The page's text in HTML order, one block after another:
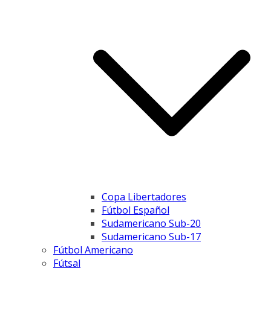
Copa Libertadores
Fútbol Español
Sudamericano Sub-20
Sudamericano Sub-17
Fútbol Americano
Fútsal